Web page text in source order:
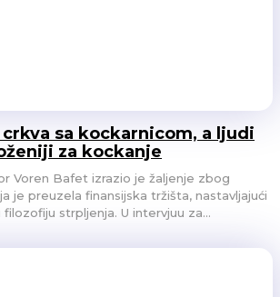
sa kockarnicom, a ljudi
za kockanje
Voren Bafet izrazio je žaljenje zbog
je preuzela finansijska tržišta, nastavljajući
strpljenja. U intervjuu za...